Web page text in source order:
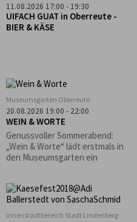
11.08.2026 17:00 - 19:30
UIFACH GUAT in Oberreute -
BIER & KÄSE
Museumsgarten Oberreute
20.08.2026 19:00 - 22:00
WEIN & WORTE
Genussvoller Sommerabend:
„Wein & Worte“ lädt erstmals in
den Museumsgarten ein
Innenstadtbereich Stadt Lindenberg